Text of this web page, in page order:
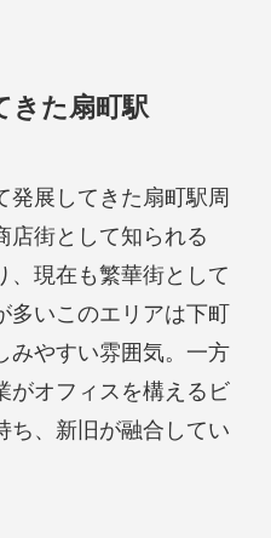
きた扇町駅
発展してきた扇町駅周
店街として知られる
、現在も繁華街として
いこのエリアは下町
みやすい雰囲気。一方
がオフィスを構えるビ
ち、新旧が融合してい